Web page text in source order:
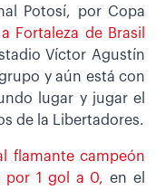
Potosí, por Copa
Fortaleza de Brasil
Víctor Agustín
y aún está con
lugar y jugar el
de la Libertadores.
flamante campeón
por 1 gol a 0,en el